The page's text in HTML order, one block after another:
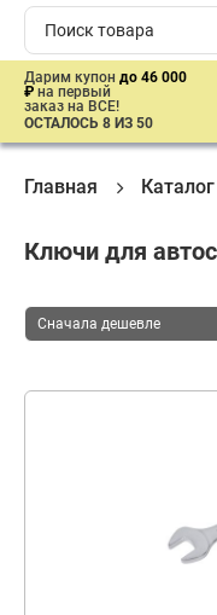
Дарим купон до 46 000
₽ на первый
заказ на ВСЕ!
ОСТАЛОСЬ 8 ИЗ 50
Главная Каталог
Ключи для
Сначала дешевле